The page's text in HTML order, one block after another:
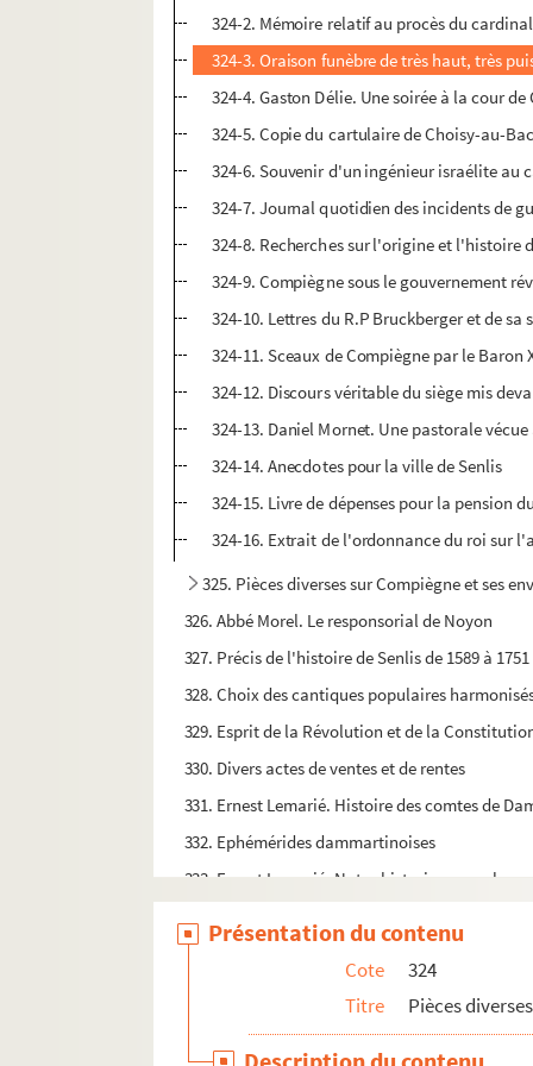
324-2. Mémoire relatif au procès du
324-3. Oraison funèbre de très haut, très
324-4. Gaston Délie. Une soirée à la cour
324-5. Copie du cartulaire de Choisy-au-
324-6. Souvenir d'un ingénieur israélite au
324-7. Journal quotidien des incidents de
324-8. Recherches sur l'origine et l'histoire
324-9. Compiègne sous le gouvernement
324-10. Lettres du R.P Bruckberger et de
324-11. Sceaux de Compiègne par le
324-12. Discours véritable du siège mis
324-13. Daniel Mornet. Une pastorale vécue
324-14. Anecdotes pour la ville de Senlis
324-15. Livre de dépenses pour la pension
324-16. Extrait de l'ordonnance du roi sur
325. Pièces diverses sur Compiègne et ses
326. Abbé Morel. Le responsorial de Noyon
327. Précis de l'histoire de Senlis de 1589 à 1751
328. Choix des cantiques populaires
329. Esprit de la Révolution et de la
330. Divers actes de ventes et de rentes
331. Ernest Lemarié. Histoire des comtes de
332. Ephémérides dammartinoises
333. Ernest Lemarié. Notes historiques sur la
335. Routes de Dammartin
Présentation du contenu
Cote
324
Titre
Pièces